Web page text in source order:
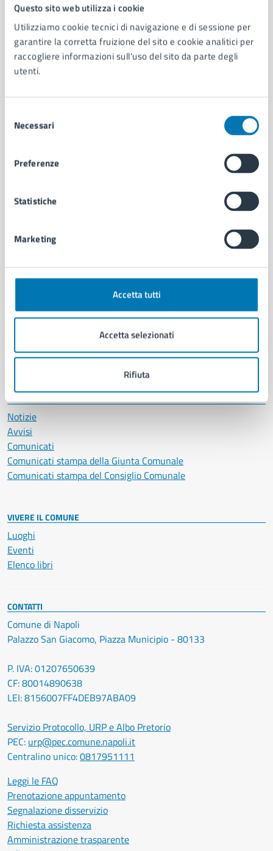
Questo sito web utilizza i cookie
Utilizziamo cookie tecnici di navigazione e di sessione per
garantire la corretta fruizione del sito e cookie analitici per
raccogliere informazioni sull'uso del sito da parte degli
utenti.
delNecessari
Preferenze
Statistiche
Marketing
Accetta tutti
Accetta selezionati
Rifiuta
AMMINISTRAZIONE
Aree amministrative
Organi di governo
Municipalità
Uffici
Personale amministrativo
Autorizzazioni
Educazione e formazione
Giustizia e sicurezza pubblica
Imprese e commercio
Salute, benessere e assistenza
Vita lavorativa
NOVITÀ
Notizie
Avvisi
Comunicati
Comunicati stampa della Giunta Comunale
Comunicati stampa del Consiglio Comunale
VIVERE IL COMUNE
Luoghi
Eventi
Elenco libri
CONTATTI
Comune di Napoli
Palazzo San Giacomo, Piazza Municipio - 80133
P. IVA: 01207650639
CF: 80014890638
LEI: 8156007FF4DEB97ABA09
Servizio Protocollo, URP e Albo Pretorio
PEC: urp@pec.comune.napoli.it
Centralino unico:0817951111
Leggi le FAQ
Prenotazione appuntamento
Segnalazione disservizio
Richiesta assistenza
Amministrazione trasparente